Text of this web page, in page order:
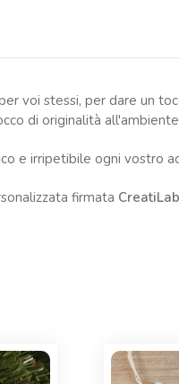
voi stessi, per dare un
di originalità
e irripetibile ogni vostro
firmata CreatiLab